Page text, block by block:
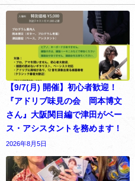
【9/7(月) 開催】初心者歓迎！
『アドリブ味見の会 岡本博文
さん』大阪関目編で津田がベー
ス・アシスタントを務めます！
2026年8月5日